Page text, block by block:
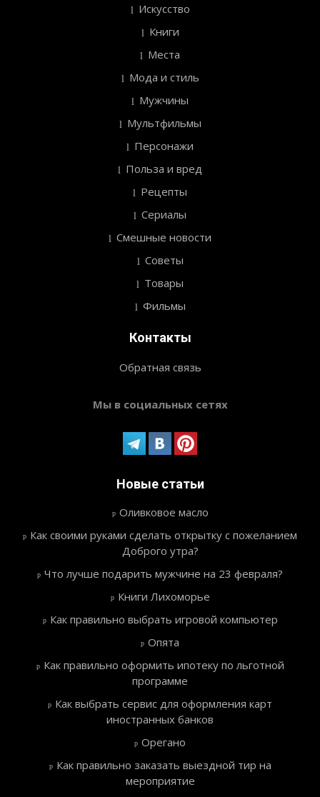
Искусство
Книги
Места
Мода и стиль
Мужчины
Мультфильмы
Персонажи
Польза и вред
Рецепты
Сериалы
Смешные новости
Советы
Товары
Фильмы
Контакты
Обратная связь
Мы в социальных сетях
Новые статьи
Оливковое масло
Как своими руками сделать открытку с пожеланием
Доброго утра?
Что лучше подарить мужчине на 23 февраля?
Книги Лихоморье
Как правильно выбрать игровой компьютер
Опята
Как правильно оформить ипотеку по льготной
программе
Как выбрать сервис для оформления карт
иностранных банков
Орегано
Как правильно заказать выездной тир на
мероприятие